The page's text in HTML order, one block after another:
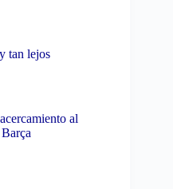
tan lejos
al